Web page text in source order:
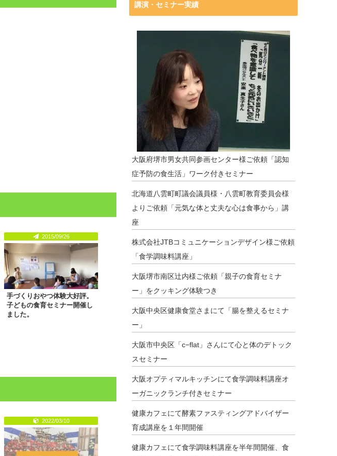
2015/09/26
手づくりおやつ体験大好評。
子どもの食育セミナー開催し
ました。
2022/03/10
講演・セミナー実績
大阪府堺市男女共同参画センター様ご依頼「認知
症予防の食生活」ワーク付きセミナー
北海道八雲町町議会議員様・八雲町教育委員会様
よりご依頼「元気な体と丈夫な心は食事から」講
座
株式会社JTBコミュニケーションデザイン様ご依頼
「食学調味料講座」
大阪堺市南区辻内様ご依頼「親子の食育セミナ
ー」をクッキング体験つき
大阪中央区健康食堂さまにて「腸を整えるセミナ
ー」
大阪市中央区「c−flat」さんにて心と体のデトック
スセミナー
大阪オプティマルキッチンにて食学調味料講座オ
ーガニックランチ付きセミナー
健康カフェにて酵素ファスティングアドバイザー
育成講座を１年間開催
健康カフェにて食学調味料講座を半年間開催、食